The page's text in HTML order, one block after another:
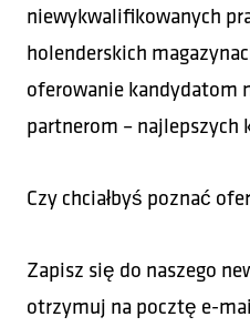
niewykwalifikowanych
holenderskich
oferowanie kandydatom
partnerom – najlepszych
Czy chciałbyś poznać
Zapisz się do naszego
otrzymuj na pocztę e-